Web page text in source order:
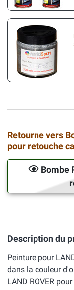
Retourne vers
pour retouche
Bombe
Description du
Peinture pour
dans la couleur
LAND ROVER